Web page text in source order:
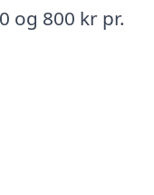
og 800 kr pr.